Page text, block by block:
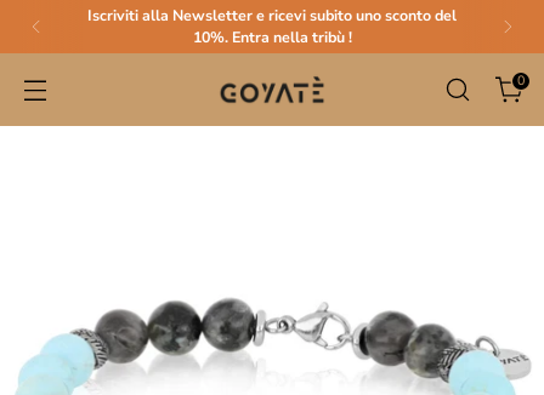
Iscriviti alla Newsletter e ricevi subito uno sconto del
10%. Entra nella tribù !
0